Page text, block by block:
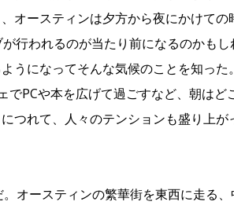
オースティンは夕方から夜にかけての
行われるのが当たり前になるのかもし
うになってそんな気候のことを知った
でPCや本を広げて過ごすなど、朝はど
つれて、人々のテンションも盛り上が
オースティンの繁華街を東西に走る